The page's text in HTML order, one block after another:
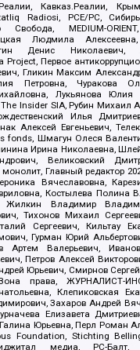
Кавказ.Реалии,
Radiosi, PCE/PC,
Свобода, MEDIUM-
Людмила
Денис Николаевич,
Project, Первое
Гликин Максим
Петровна, Чуракова
Лукьянова Юлия
Insider SIA, Рубин Михаил
Илья
Алексей Евгеньевич,
fonds, Шмагун Олеся
Ирина Николаевна,
Великовский
Главный редактор
Вячеславовна,
Костылева Полина
Жилкин Владимир
Тихонов Михаил
Сергеевич, Кильтау
Гурман Юрий
Артем Валерьевич,
Петров Алексей
Юрьевич, Смирнов
права, ЖУРНАЛИСТ-
Клепиковская
Захаров Андрей
Елизавета
Юрьевна, Перл Роман
Foundation, Stichting
медиа, РС-Балт,